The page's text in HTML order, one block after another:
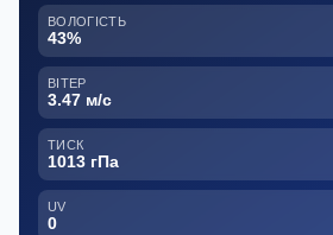
ВОЛОГІСТЬ
43%
ВІТЕР
3.47 м/с
ТИСК
1013 гПа
UV
0